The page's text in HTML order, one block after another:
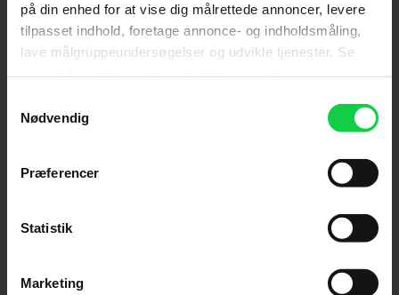
på din enhed for at vise dig målrettede annoncer, levere
tilpasset indhold, foretage annonce- og indholdsmåling,
lave målgruppeundersøgelser og udvikle tjenester. Se
tilbage eller ændre indstillinger fra vores
"Cookiedeklaration", eller ved at trykke på "Privacy
Indsamle præcise oplysninger om din placering,
Identificere din enhed baseret på en scanning af
dens unikke karakteristika (fingerprinting)
Nødvendig
Præferencer
Statistik
Marketing
Ved tilmelding accepterer jeg samtidig
Kino.dks
Markedsføringssamtykke